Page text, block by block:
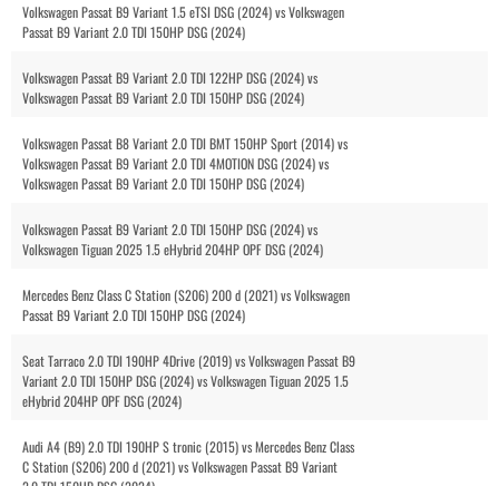
Volkswagen Passat B9 Variant 1.5 eTSI DSG (2024) vs Volkswagen
Passat B9 Variant 2.0 TDI 150HP DSG (2024)
Volkswagen Passat B9 Variant 2.0 TDI 122HP DSG (2024) vs
Volkswagen Passat B9 Variant 2.0 TDI 150HP DSG (2024)
Volkswagen Passat B8 Variant 2.0 TDI BMT 150HP Sport (2014) vs
Volkswagen Passat B9 Variant 2.0 TDI 4MOTION DSG (2024) vs
Volkswagen Passat B9 Variant 2.0 TDI 150HP DSG (2024)
Volkswagen Passat B9 Variant 2.0 TDI 150HP DSG (2024) vs
Volkswagen Tiguan 2025 1.5 eHybrid 204HP OPF DSG (2024)
Mercedes Benz Class C Station (S206) 200 d (2021) vs Volkswagen
Passat B9 Variant 2.0 TDI 150HP DSG (2024)
Seat Tarraco 2.0 TDI 190HP 4Drive (2019) vs Volkswagen Passat B9
Variant 2.0 TDI 150HP DSG (2024) vs Volkswagen Tiguan 2025 1.5
eHybrid 204HP OPF DSG (2024)
Audi A4 (B9) 2.0 TDI 190HP S tronic (2015) vs Mercedes Benz Class
C Station (S206) 200 d (2021) vs Volkswagen Passat B9 Variant